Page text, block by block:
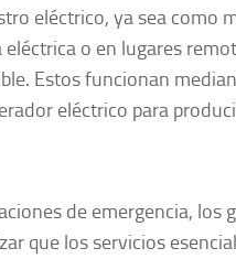
eléctrico, ya sea como
eléctrica o en lugares
Estos funcionan
eléctrico para
de emergencia, los
que los servicios